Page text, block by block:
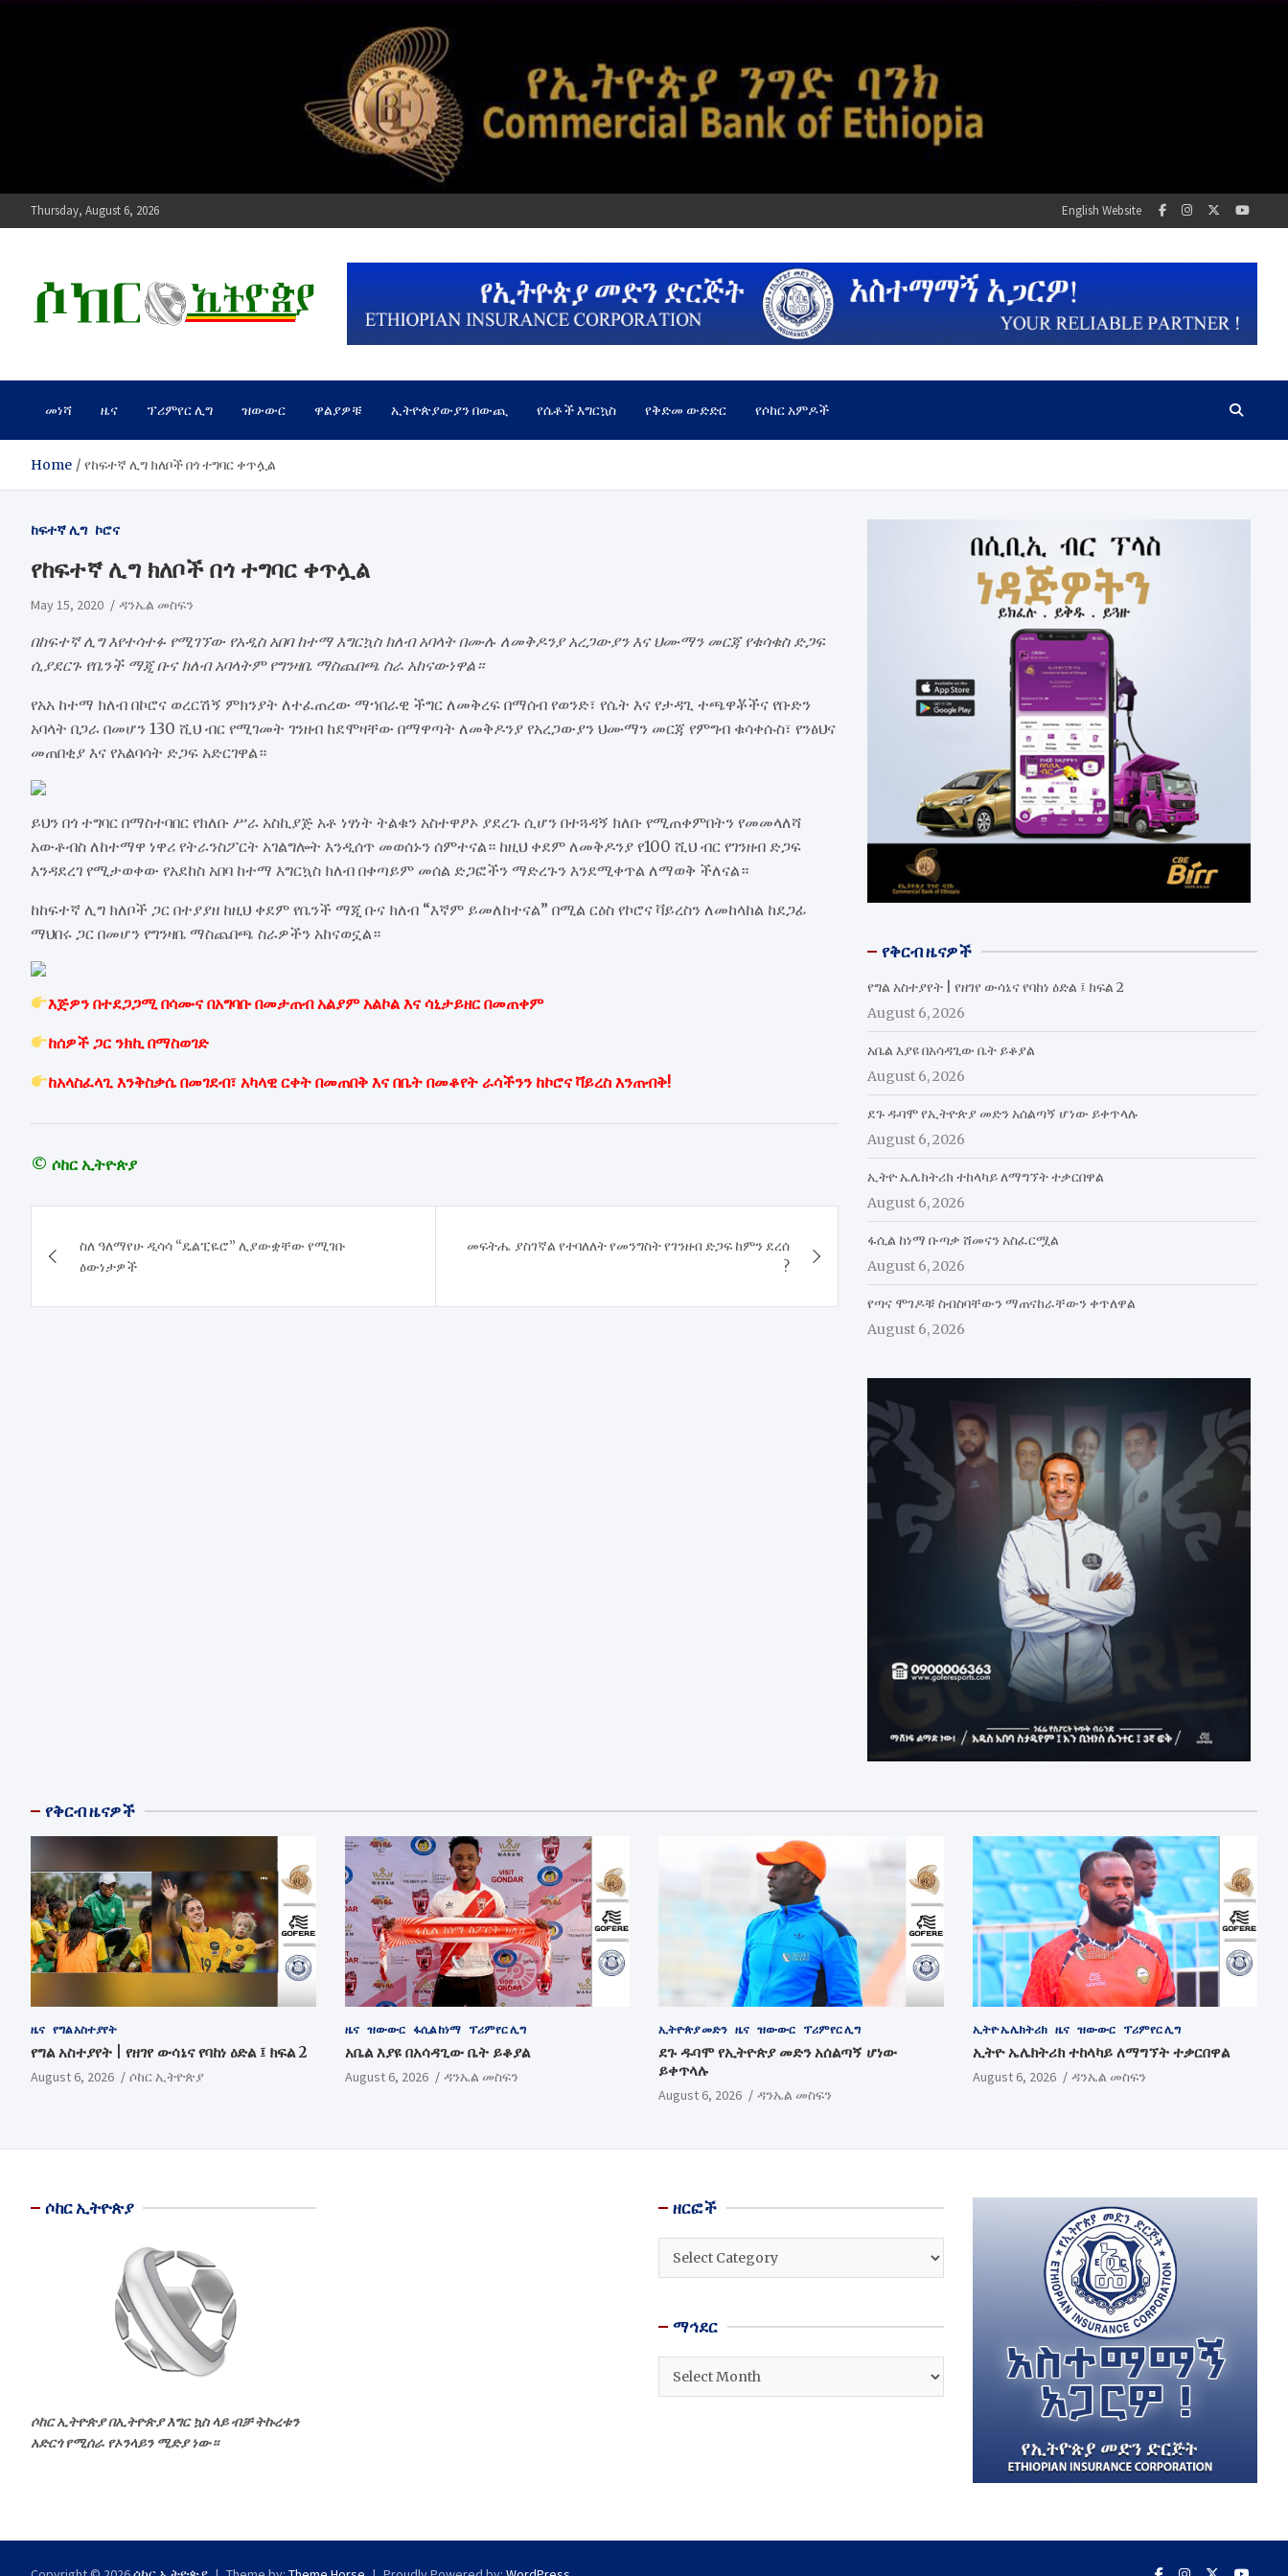
Thursday, August 6, 2026 English Website
ሶከር ኢትዮጵያ
መነሻ ዜና ፕሪምየር ሊግ ዝውውር ዋልያዎቹ ኢትዮጵያውያን በውጪ የሴቶች እግርኳስ የቅድመ ውድድር የሶከር አምዶች
Home የከፍተኛ ሊግ ክለቦች በጎ ተግባር ቀጥሏል
ከፍተኛ ሊግ ኮሮና
የከፍተኛ ሊግ ክለቦች በጎ ተግባር ቀጥሏል
May 15, 2020 ዳንኤል መስፍን
በከፍተኛ ሊግ እየተሳተፉ የሚገኘው የአዲስ አበባ ከተማ እግርኳስ ክለብ አባላት በሙሉ ለመቅዶንያ አረጋውያን እና ህሙማን መርጃ የቁሳቁስ ድጋፍ
ሲያደርጉ የቤንች ማጂ ቡና ክለብ አባላትም የግንዛቤ ማስጨበጫ ስራ አከናውነዋል።
የአአ ከተማ ክለብ በኮሮና ወረርሽኝ ምክንያት ለተፈጠረው ማኀበራዊ ችግር ለመቅረፍ በማሰብ የወንድ፣ የሴት እና የታዳጊ ተጫዋቾችና የቡድን
አባላት በጋራ በመሆን 130 ሺህ ብር የሚገመት ገንዘብ ከደሞዛቸው በማዋጣት ለመቅዶንያ የአረጋውያን ህሙማን መርጃ የምግብ ቁሳቀሱስ፣ የንፅህና
መጠበቂያ እና የአልባሳት ድጋፍ አድርገዋል።
ይህን በጎ ተግባር በማስተባበር የክለቡ ሥራ አስኪያጅ አቶ ነፃነት ትልቁን አስተዋፆኦ ያደረጉ ሲሆን በተጓዳኝ ክለቡ የሚጠቀምበትን የመመላለሻ
አውቶብስ ለከተማዋ ነዋሪ የትራንስፖርት አገልግሎት እንዲሰጥ መወሰኑን ሰምተናል። ከዚህ ቀደም ለመቅዶንያ የ100 ሺህ ብር የገንዘብ ድጋፍ
እንዳደረገ የሚታወቀው የአደከስ አበባ ከተማ እግርኳስ ክለብ በቀጣይም መሰል ድጋፎችን ማድረጉን እንደሚቀጥል ለማወቅ ችለናል።
ከከፍተኛ ሊግ ክለቦች ጋር በተያያዘ ከዚህ ቀደም የቤንች ማጂ ቡና ክለብ “እኛም ይመለከተናል” በሚል ርዕስ የኮሮና ቫይረስን ለመከላከል ከደጋፊ
ማህበሩ ጋር በመሆን የግንዛቤ ማስጨበጫ ስራዎችን አከናወኗል።
እጅዎን በተደጋጋሚ በሳሙና በአግባቡ በመታጠብ አልያም አልኮል እና ሳኒታይዘር በመጠቀም
ከሰዎች ጋር ንክኪ በማስወገድ
ከአላስፈላጊ እንቅስቃሴ በመገደብ፣ አካላዊ ርቀት በመጠበቅ እና በቤት በመቆየት ራሳችንን ከኮሮና ቫይረስ እንጠብቅ!
© ሶከር ኢትዮጵያ
navigation
ስለ ዓለማየሁ ዲሳሳ “ዴልፒዬሮ” ሊያውቋቸው የሚገቡ
ዕውነታዎች
መፍትሔ ያስገኛል የተባለለት የመንግስት የገንዘብ ድጋፍ ከምን ደረሰ
?
የቅርብ ዜናዎች
የግል አስተያየት | የዘገየ ውሳኔና የባከነ ዕድል ፤ ክፍል 2
August 6, 2026
አቤል እያዩ በአሳዳጊው ቤት ይቆያል
August 6, 2026
ደጉ ዱባሞ የኢትዮጵያ መድን አሰልጣኝ ሆነው ይቀጥላሉ
August 6, 2026
ኢትዮ ኤሌክትሪክ ተከላካይ ለማግኘት ተቃርበዋል
August 6, 2026
ፋሲል ከነማ ቡጣቃ ሸመናን አስፈርሟል
August 6, 2026
የጣና ሞገዶቹ ስብስባቸውን ማጠናከራቸውን ቀጥለዋል
August 6, 2026
የቅርብ ዜናዎች
ዜና የግል አስተያየት
የግል አስተያየት | የዘገየ ውሳኔና የባከነ ዕድል ፤ ክፍል 2
August 6, 2026 ሶከር ኢትዮጵያ
ዜና ዝውውር ፋሲል ከነማ ፕሪምየር ሊግ
አቤል እያዩ በአሳዳጊው ቤት ይቆያል
August 6, 2026 ዳንኤል መስፍን
ኢትዮጵያ መድን ዜና ዝውውር ፕሪምየር ሊግ
ደጉ ዱባሞ የኢትዮጵያ መድን አሰልጣኝ ሆነው
ይቀጥላሉ
August 6, 2026 ዳንኤል መስፍን
ኢትዮ ኤሌክትሪክ ዜና ዝውውር ፕሪምየር ሊግ
ኢትዮ ኤሌክትሪክ ተከላካይ ለማግኘት ተቃርበዋል
August 6, 2026 ዳንኤል መስፍን
ሶከር ኢትዮጵያ
ሶከር ኢትዮጵያ በኢትዮጵያ እግር ኳስ ላይ ብቻ ትኩረቱን
አድርጎ የሚሰራ የኦንላይን ሚድያ ነው።
ዘርፎች
ዘርፎች
ማኅደር
ማኅደር